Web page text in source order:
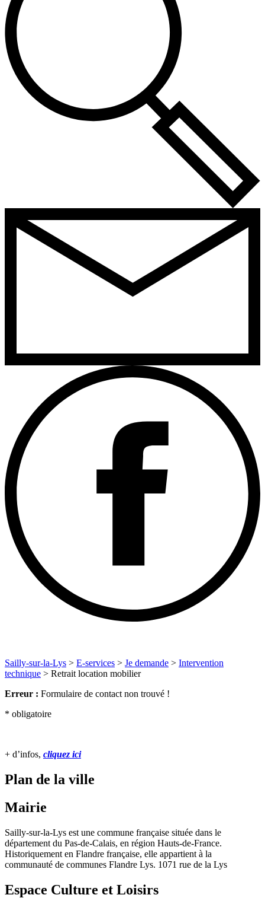
Sailly-sur-la-Lys > E-services > Je demande > Intervention
technique > Retrait location mobilier
Erreur : Formulaire de contact non trouvé !
* obligatoire
+ d’infos, cliquez ici
Plan de la ville
Mairie
Sailly-sur-la-Lys est une commune française située dans le
département du Pas-de-Calais, en région Hauts-de-France.
Historiquement en Flandre française, elle appartient à la
communauté de communes Flandre Lys. 1071 rue de la Lys
Espace Culture et Loisirs